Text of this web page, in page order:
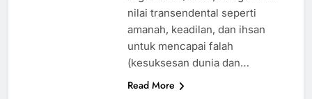
nilai transendental seperti
amanah, keadilan, dan ihsan
untuk mencapai falah
(kesuksesan dunia dan…
Read More